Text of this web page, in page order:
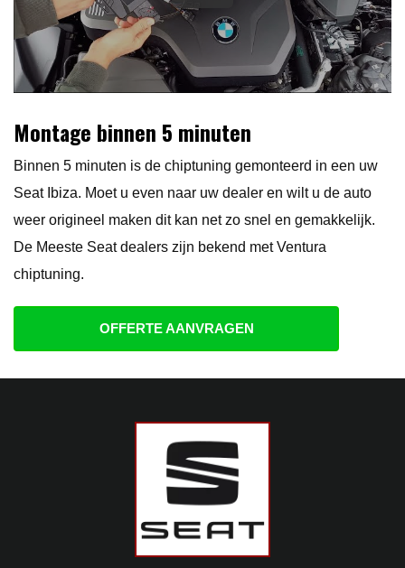
Montage binnen 5 minuten
Binnen 5 minuten is de chiptuning gemonteerd in een uw
Seat Ibiza. Moet u even naar uw dealer en wilt u de auto
weer origineel maken dit kan net zo snel en gemakkelijk.
De Meeste Seat dealers zijn bekend met Ventura
chiptuning.
OFFERTE AANVRAGEN